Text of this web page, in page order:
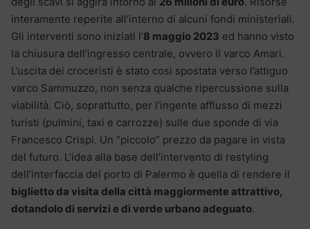
interamente reperite all’interno di alcuni fondi ministeriali.
Gli interventi sono iniziati l’8 maggio 2023 ed hanno visto
la chiusura dell’ingresso centrale, ovvero il varco Amari.
L’uscita dei croceristi è stato così spostata verso l’attiguo
varco Sammuzzo, non senza qualche ripercussione sulla
viabilità. Ciò, soprattutto, per l’ingente afflusso di mezzi
turisti (pulmini, taxi e carrozze) sulle due sponde di via
Francesco Crispi. Un “piccolo” prezzo da pagare in vista
del futuro. L’idea alla base dell’intervento di restyling
dell’interfaccia del porto di Palermo è quella di rendere il
biglietto da visita della città maggiormente attrattivo,
dotandolo di servizi e di verde urbano adeguato.